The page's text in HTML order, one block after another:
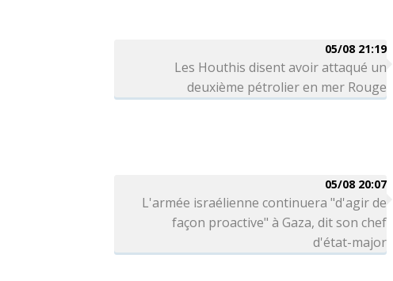
05/08 21:19
Les Houthis disent avoir attaqué un
deuxième pétrolier en mer Rouge
05/08 20:07
L'armée israélienne continuera "d'agir de
façon proactive" à Gaza, dit son chef
d'état-major